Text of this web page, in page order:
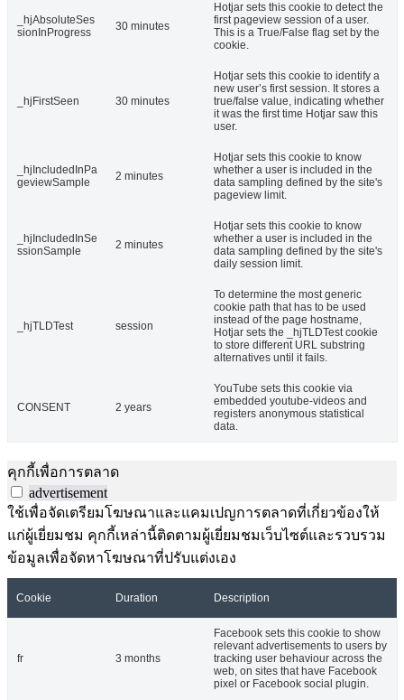
_hjAbsoluteSes
sionInProgress
30 minutes
Hotjar sets this cookie to detect the
first pageview session of a user.
This is a True/False flag set by the
cookie.
_hjFirstSeen 30 minutes
Hotjar sets this cookie to identify a
new user’s first session. It stores a
true/false value, indicating whether
it was the first time Hotjar saw this
user.
_hjIncludedInPa
geviewSample
2 minutes
Hotjar sets this cookie to know
whether a user is included in the
data sampling defined by the site's
pageview limit.
_hjIncludedInSe
ssionSample
2 minutes
Hotjar sets this cookie to know
whether a user is included in the
data sampling defined by the site's
daily session limit.
_hjTLDTest session
To determine the most generic
cookie path that has to be used
instead of the page hostname,
Hotjar sets the _hjTLDTest cookie
to store different URL substring
alternatives until it fails.
CONSENT 2 years
YouTube sets this cookie via
embedded youtube-videos and
registers anonymous statistical
data.
คุกกี้เพื่อการตลาด
advertisement
ใช้เพื่อจัดเตรียมโฆษณาและแคมเปญการตลาดที่เกี่ยวข้องให้
แก่ผู้เยี่ยมชม คุกกี้เหล่านี้ติดตามผู้เยี่ยมชมเว็บไซต์และรวบรวม
ข้อมูลเพื่อจัดหาโฆษณาที่ปรับแต่งเอง
Cookie Duration Description
fr 3 months
Facebook sets this cookie to show
relevant advertisements to users by
tracking user behaviour across the
web, on sites that have Facebook
pixel or Facebook social plugin.